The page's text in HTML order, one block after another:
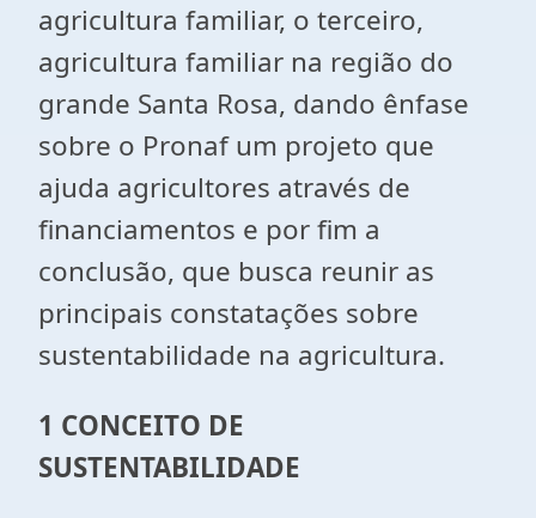
agricultura familiar, o terceiro,
agricultura familiar na região do
grande Santa Rosa, dando ênfase
sobre o Pronaf um projeto que
ajuda agricultores através de
financiamentos e por fim a
conclusão, que busca reunir as
principais constatações sobre
sustentabilidade na agricultura.
1 CONCEITO DE
SUSTENTABILIDADE